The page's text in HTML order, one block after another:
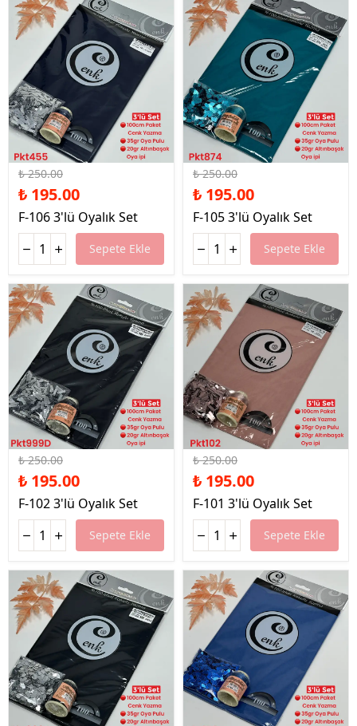
%22 İndirim
₺ 250.00
₺ 195.00
F-106 3'lü Oyalık Set
Sepete Ekle
%22 İndirim
₺ 250.00
₺ 195.00
F-105 3'lü Oyalık Set
Sepete Ekle
%22 İndirim
₺ 250.00
₺ 195.00
F-102 3'lü Oyalık Set
Sepete Ekle
%22 İndirim
₺ 250.00
₺ 195.00
F-101 3'lü Oyalık Set
Sepete Ekle